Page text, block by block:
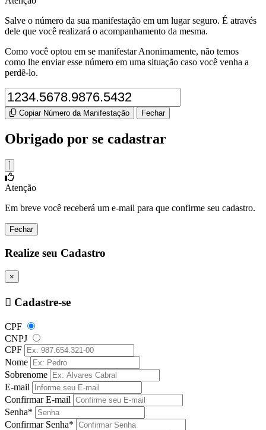
Salve o número da sua manifestação em um lugar seguro. É através
dele que você realizará o acompanhamento da mesma.
Como você optou em se manifestar Anonimamente, não temos
como lhe enviar esse número em uma situação caso você venha a
perdê-lo.
Copiar Número da Manifestação Fechar
Obrigado por se cadastrar
Atenção
Em breve você receberá um e-mail para que confirme seu cadastro.
Fechar
Realize seu Cadastro
×
Cadastre-se
CPF
CNPJ
CPF
Nome
Sobrenome
E-mail
Confirmar E-mail
Senha*
Confirmar Senha*